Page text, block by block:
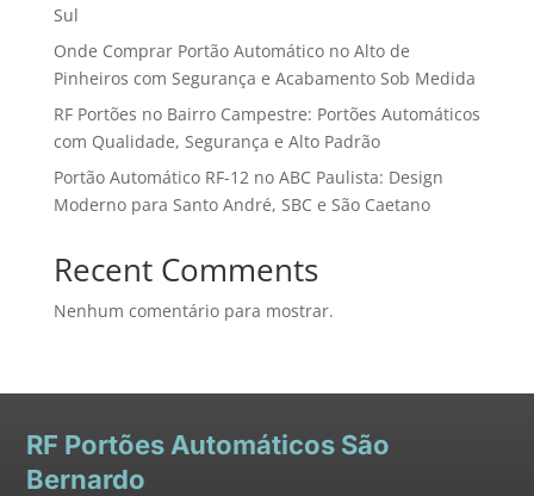
Sul
Onde Comprar Portão Automático no Alto de
Pinheiros com Segurança e Acabamento Sob Medida
RF Portões no Bairro Campestre: Portões Automáticos
com Qualidade, Segurança e Alto Padrão
Portão Automático RF-12 no ABC Paulista: Design
Moderno para Santo André, SBC e São Caetano
Recent Comments
Nenhum comentário para mostrar.
RF Portões Automáticos São
Bernardo